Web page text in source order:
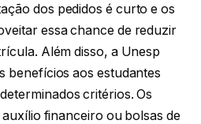
dos pedidos é curto e os
essa chance de reduzir
Além disso, a Unesp
benefícios aos estudantes
critérios. Os
financeiro ou bolsas de